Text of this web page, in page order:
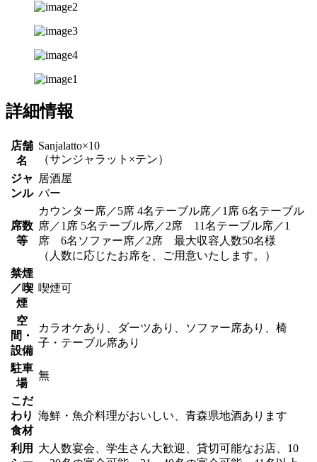
詳細情報
店舗
名
Sanjalatto×10
（サンジャラット×テン）
ジャ
ンル
居酒屋
バー
席数
等
カウンター席／5席 4名テーブル席／1席 6名テーブル
席／1席 5名テーブル席／2席 11名テーブル席／1
席 6名ソファー席／2席 最大収容人数50名様
（人数に応じたお席を、ご用意いたします。）
禁煙
／喫
煙
喫煙可
空
間・
設備
カラオケあり、ダーツあり、ソファー席あり、椅
子・テーブル席あり
駐車
場
無
こだ
わり
食材
海鮮・魚介料理がおいしい、青森県地酒あります
利用
大人数宴会、学生さん大歓迎、貸切可能なお店、10